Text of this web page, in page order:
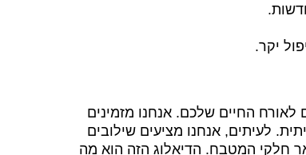
יקר.
החיים שלכם. אנחנו מזמינים
לעיתים, אנחנו מציעים שילובים
חלקי המטבח. הדיאלוג הזה הוא מה